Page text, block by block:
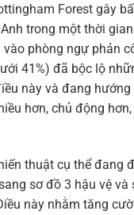
Forest gây
trong một thời
phòng ngự phản
41%) đã bộc lộ
này và đang
hơn, chủ động
thuật cụ thể đang
sơ đồ 3 hậu vệ và
này nhằm tăng